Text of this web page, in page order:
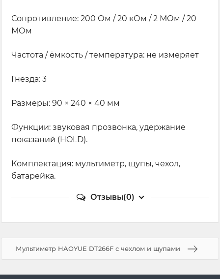
Сопротивление: 200 Ом / 20 кОм / 2 МОм / 20
МОм
Частота / ёмкость / температура: не измеряет
Гнёзда: 3
Размеры: 90 × 240 × 40 мм
Функции: звуковая прозвонка, удержание
показаний (HOLD).
Комплектация: мультиметр, щупы, чехол,
батарейка.
Отзывы(0)
Мультиметр HAOYUE DT266F с чехлом и щупами